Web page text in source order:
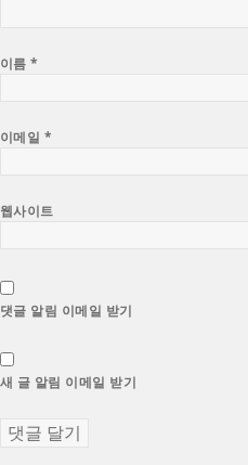
이름*
이메일 *
웹사이트
댓글 알림 이메일 받기
새 글 알림 이메일 받기